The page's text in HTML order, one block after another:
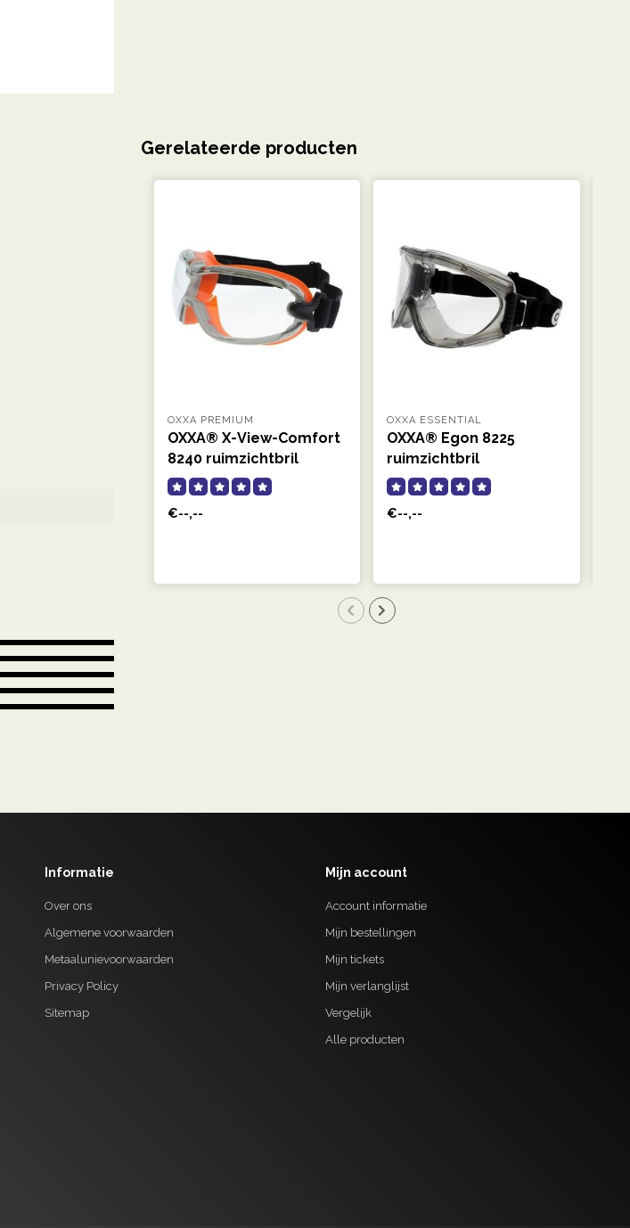
Gerelateerde producten
OXXA PREMIUM
OXXA® X-View-Comfort
8240 ruimzichtbril
€--,--
OXXA ESSENTIAL
OXXA® Egon 8225
ruimzichtbril
€--,--
Informatie
Over ons
Algemene voorwaarden
Metaalunievoorwaarden
Privacy Policy
Sitemap
Mijn account
Account informatie
Mijn bestellingen
Mijn tickets
Mijn verlanglijst
Vergelijk
Alle producten